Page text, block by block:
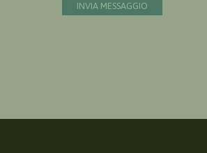
INVIA MESSAGGIO